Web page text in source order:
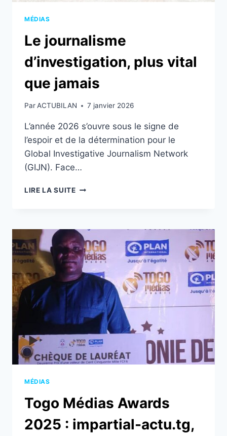
MÉDIAS
Le journalisme
d’investigation, plus vital
que jamais
ParACTUBILAN 7 janvier 2026
L’année 2026 s’ouvre sous le signe de
l’espoir et de la détermination pour le
Global Investigative Journalism Network
(GIJN). Face…
LIRE LA SUITELE
VITAL
QUE
JAMAIS
MÉDIAS
Togo Médias Awards
2025 : impartial-actu.tg,